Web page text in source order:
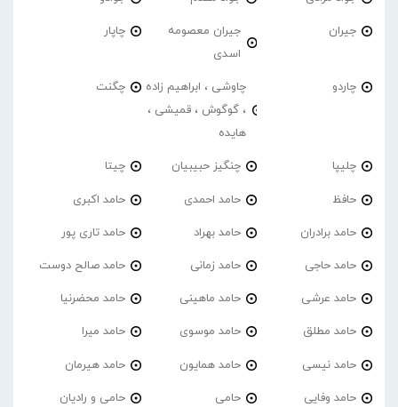
جیران
جیران معصومه
اسدی
چاپار
چاردو
چاوشی ، ابراهیم زاده
، گوگوش ، قمیشی ،
هایده
چگنت
چلیپا چنگیز حبیبیان چیتا
حافظ حامد احمدی حامد اکبری
حامد برادران حامد بهراد حامد تاری پور
حامد حاجی حامد زمانی حامد صالح دوست
حامد عرشی حامد ماهینی حامد محضرنیا
حامد مطلق حامد موسوی حامد میرا
حامد نیسی حامد همایون حامد هیرمان
حامد وفایی حامی حامی و رادیان